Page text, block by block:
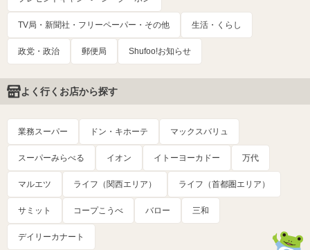
TV局・新聞社・フリーペーパー・その他 生活・くらし
政党・政治 郵便局 Shufoo!お知らせ
よく行くお店から探す
業務スーパー ドン・キホーテ マックスバリュ
スーパーみらべる イオン イトーヨーカドー 万代
マルエツ ライフ（関西エリア） ライフ（首都圏エリア）
サミット コープこうべ バロー 三和
デイリーカナート